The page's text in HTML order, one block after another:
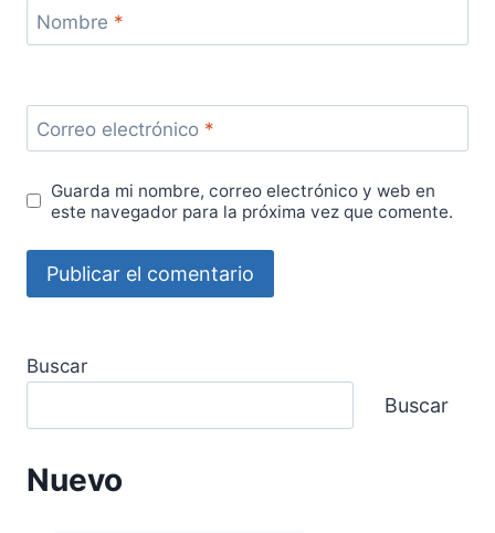
Nombre *
Correo electrónico *
Guarda mi nombre, correo electrónico y web en
este navegador para la próxima vez que comente.
Buscar
Buscar
Nuevo